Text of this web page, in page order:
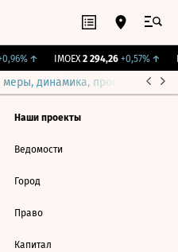
↑ IMOEX 2 294,26 +0,57%↑
динамика, прогнозы
Наши проекты
Ведомости
Город
Право
Капитал